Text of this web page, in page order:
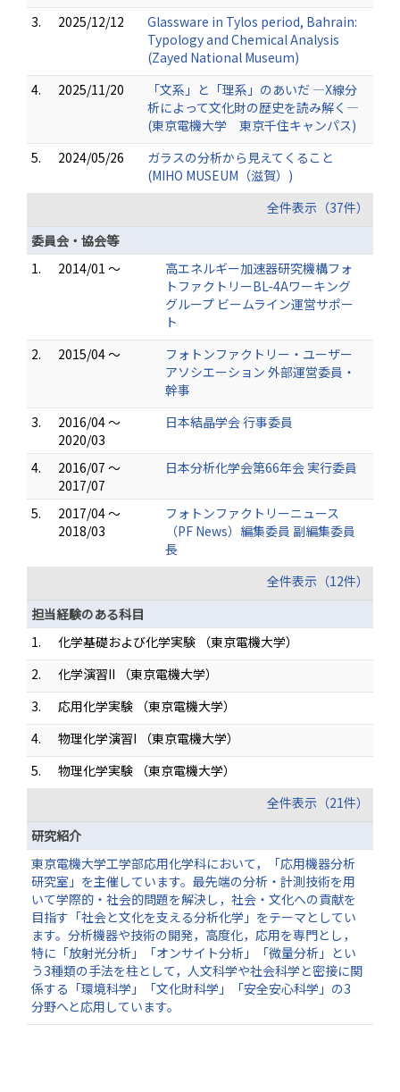
3.
2025/12/12
Glassware in Tylos period, Bahrain:
Typology and Chemical Analysis
(Zayed National Museum)
4.
2025/11/20
「文系」と「理系」のあいだ ―X線分
析によって文化財の歴史を読み解く―
(東京電機大学 東京千住キャンパス)
5.
2024/05/26
ガラスの分析から見えてくること
(MIHO MUSEUM（滋賀）)
全件表示（37件）
委員会・協会等
1.
2014/01 ～
高エネルギー加速器研究機構フォ
トファクトリーBL-4Aワーキング
グループ ビームライン運営サポー
ト
2.
2015/04 ～
フォトンファクトリー・ユーザー
アソシエーション 外部運営委員・
幹事
3.
2016/04 ～
2020/03
日本結晶学会 行事委員
4.
2016/07 ～
2017/07
日本分析化学会第66年会 実行委員
5.
2017/04 ～
2018/03
フォトンファクトリーニュース
（PF News）編集委員 副編集委員
長
全件表示（12件）
担当経験のある科目
1.
化学基礎および化学実験 （東京電機大学）
2.
化学演習II （東京電機大学）
3.
応用化学実験 （東京電機大学）
4.
物理化学演習I （東京電機大学）
5.
物理化学実験 （東京電機大学）
全件表示（21件）
研究紹介
東京電機大学工学部応用化学科において，「応用機器分析
研究室」を主催しています。最先端の分析・計測技術を用
いて学際的・社会的問題を解決し，社会・文化への貢献を
目指す「社会と文化を支える分析化学」をテーマとしてい
ます。分析機器や技術の開発，高度化，応用を専門とし，
特に「放射光分析」「オンサイト分析」「微量分析」とい
う3種類の手法を柱として，人文科学や社会科学と密接に関
係する「環境科学」「文化財科学」「安全安心科学」の3
分野へと応用しています。